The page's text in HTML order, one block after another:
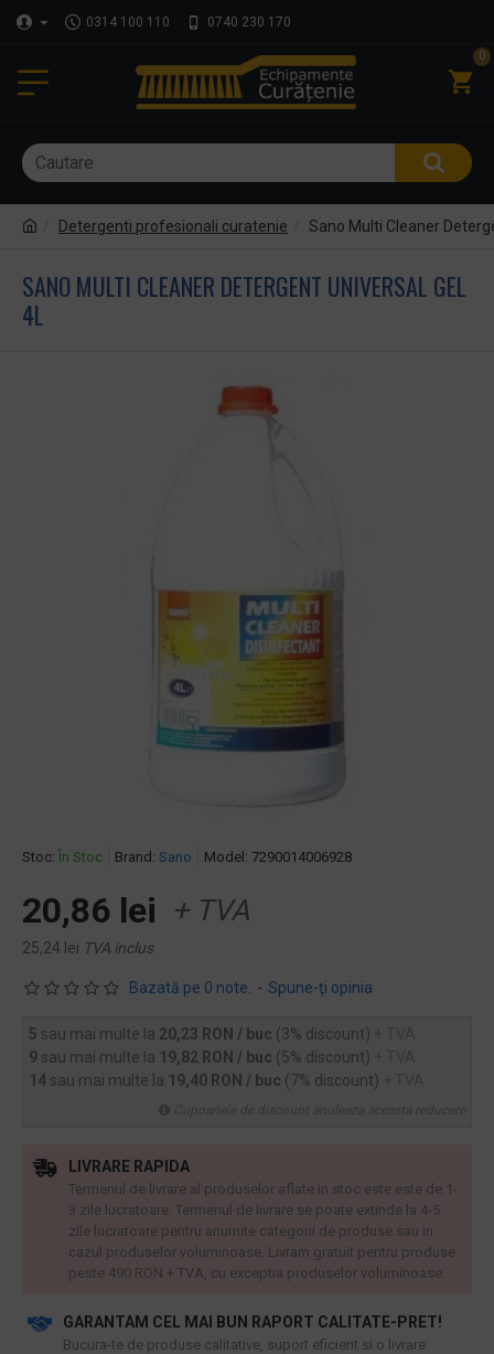
0314 100 110 0740 230 170
0
Detergenti profesionali curatenie Sano Multi Cleaner
SANO MULTI CLEANER DETERGENT UNIVERSAL GEL
4L
Stoc: În Stoc Brand: Sano Model: 7290014006928
Bazată pe 0 note. - Spune-ţi opinia
20,86 lei + TVA
25,24 lei TVA inclus
5 sau mai multe la 20,23 RON / buc (3% discount)
9 sau mai multe la 19,82 RON / buc (5% discount)
14 sau mai multe la 19,40 RON / buc (7% discount)
GARANTAM CEL MAI BUN RAPORT CALITATE-PRET!
​Bucura-te de produse calitative, suport eficient si o livrare
LIVRARE RAPIDA
Termenul de livrare al produselor aflate in stoc este este de 1-
3 zile lucratoare. Termenul de livrare se poate extinde la 4-5
zile lucratoare pentru anumite categorii de produse sau in
cazul produselor voluminoase. Livram gratuit pentru produse
peste 490 RON + TVA, cu exceptia produselor voluminoase.